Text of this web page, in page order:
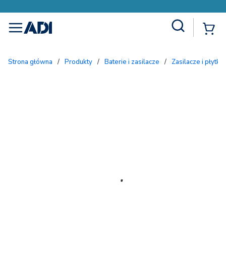
menu
Strona główna / Produkty / Baterie i zasilacze / Zasilacze i płytki